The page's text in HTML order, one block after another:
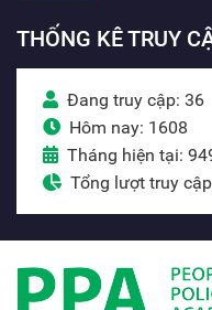
THỐNG KÊ TRUY
Đang truy cập: 36
Hôm nay: 1608
Tháng hiện tại:
Tổng lượt truy